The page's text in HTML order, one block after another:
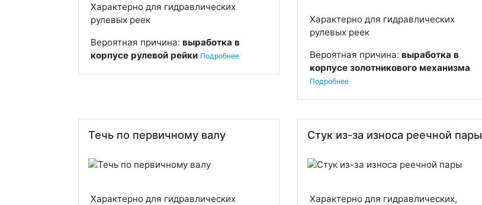
Характерно для гидравлических
рулевых реек
Вероятная причина: выработка в
корпусе рулевой рейки Подробнее
Характерно для гидравлических
рулевых реек
Вероятная причина: выработка в
корпусе золотникового механизма
Подробнее
Течь по первичному валу
Характерно для гидравлических
Стук из-за износа реечной пары
Характерно для гидравлических,